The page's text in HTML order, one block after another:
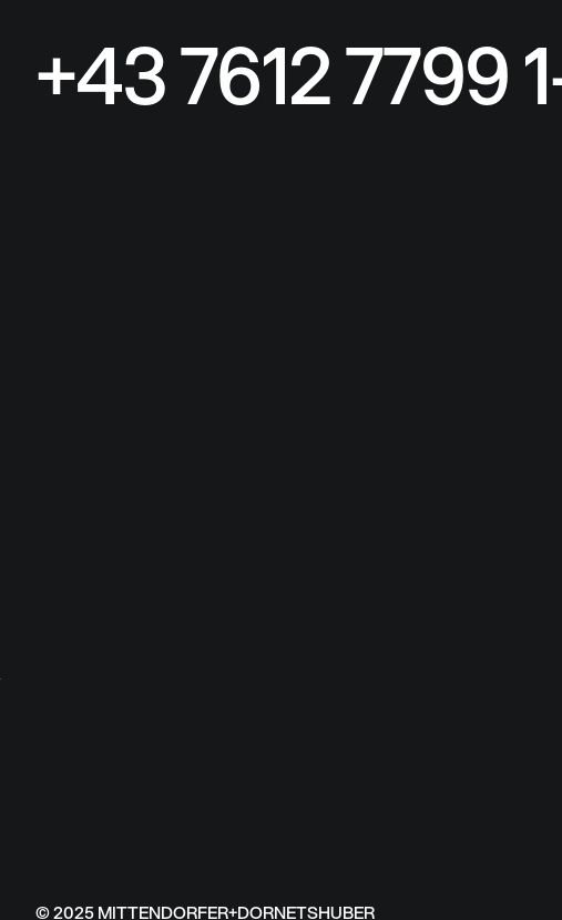
+43 7612 7799
© 2025 MITTENDORFER+DORNETSHUBER